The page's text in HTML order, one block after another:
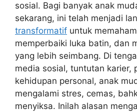
sosial. Bagi banyak anak
sekarang, ini telah menjadi
transformatif untuk
memperbaiki luka batin, dan
yang lebih seimbang. Di
media sosial, tuntutan karier,
kehidupan personal, anak
mengalami stres, cemas,
menyiksa. Inilah alasan